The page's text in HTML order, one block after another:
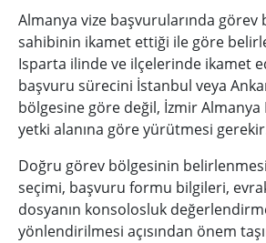
Almanya vize başvurularında görev
sahibinin ikamet ettiği ile göre
Isparta ilinde ve ilçelerinde ikamet
başvuru sürecini İstanbul veya
bölgesine göre değil, İzmir
yetki alanına göre yürütmesi
Doğru görev bölgesinin
seçimi, başvuru formu bilgileri, evrak
dosyanın konsolosluk
yönlendirilmesi açısından önem